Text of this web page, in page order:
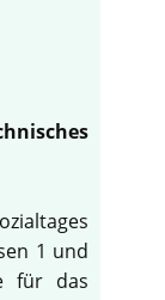
1 und
für das